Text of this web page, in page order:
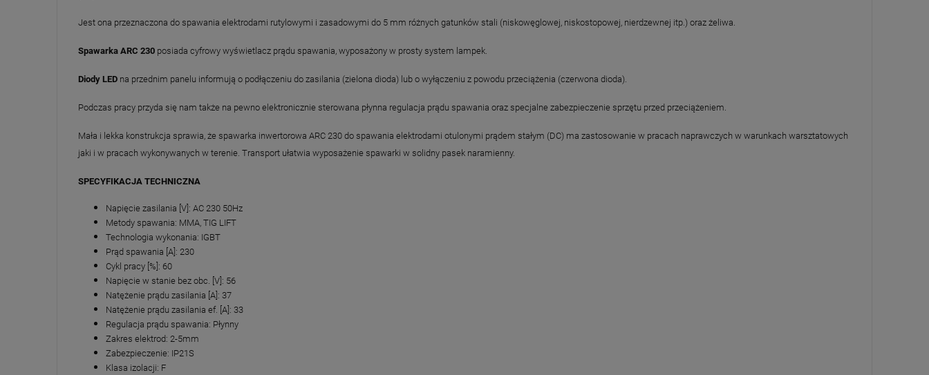
Jest ona przeznaczona do spawania elektrodami rutylowymi i zasadowymi do 5 mm różnych gatunków stali (niskowęglowej, niskostopowej, nierdzewnej itp.) oraz żeliwa.
Spawarka ARC 230 posiada cyfrowy wyświetlacz prądu spawania, wyposażony w prosty system lampek.
Diody LED na przednim panelu informują o podłączeniu do zasilania (zielona dioda) lub o wyłączeniu z powodu przeciążenia (czerwona dioda).
Podczas pracy przyda się nam także na pewno elektronicznie sterowana płynna regulacja prądu spawania oraz specjalne zabezpieczenie sprzętu przed przeciążeniem.
Mała i lekka konstrukcja sprawia, że spawarka inwertorowa ARC 230 do spawania elektrodami otulonymi prądem stałym (DC) ma zastosowanie w pracach naprawczych w warunkach warsztatowych
jaki i w pracach wykonywanych w terenie. Transport ułatwia wyposażenie spawarki w solidny pasek naramienny.
SPECYFIKACJA TECHNICZNA
Napięcie zasilania [V]: AC 230 50Hz
Metody spawania: MMA, TIG LIFT
Technologia wykonania: IGBT
Prąd spawania [A]: 230
Cykl pracy [%]: 60
Napięcie w stanie bez obc. [V]: 56
Natężenie prądu zasilania [A]: 37
Natężenie prądu zasilania ef. [A]: 33
Regulacja prądu spawania: Płynny
Zakres elektrod: 2-5mm
Zabezpieczenie: IP21S
Klasa izolacji: F